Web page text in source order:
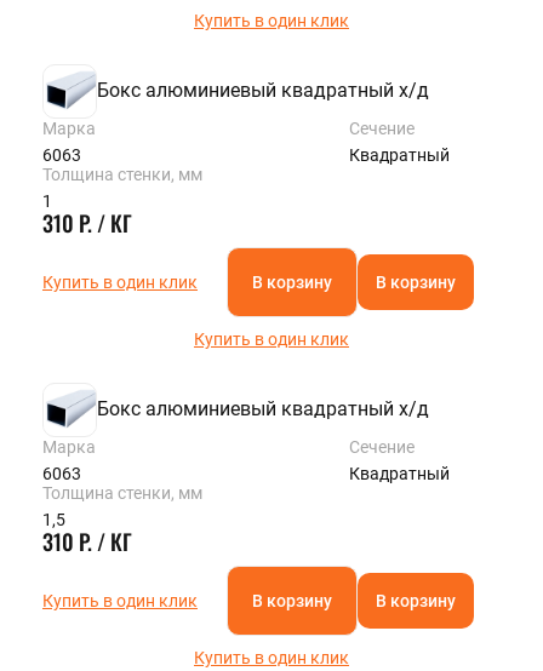
Купить в один клик
Бокс алюминиевый квадратный х/д
Марка
6063
Сечение
Квадратный
Толщина стенки, мм
1
310 Р. / КГ
Купить в один клик В корзину В корзину
Купить в один клик
Бокс алюминиевый квадратный х/д
Марка
6063
Сечение
Квадратный
Толщина стенки, мм
1,5
310 Р. / КГ
Купить в один клик В корзину В корзину
Купить в один клик